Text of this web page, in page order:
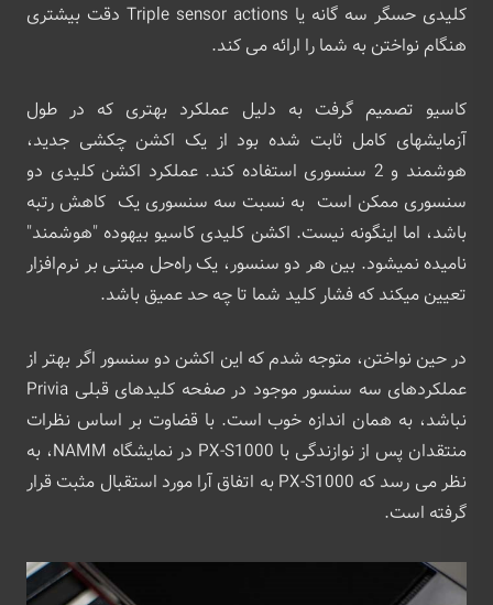
کلیدی حسگر سه گانه یا Triple sensor actions دقت بیشتری
هنگام نواختن به شما را ارائه می کند.
کاسیو تصمیم گرفت به دلیل عملکرد بهتری که در طول
آزمایشهای کامل ثابت شده بود از یک اکشن چکشی جدید،
هوشمند و 2 سنسوری استفاده کند. عملکرد اکشن کلیدی دو
سنسوری ممکن است به نسبت سه سنسوری یک کاهش رتبه
باشد، اما اینگونه نیست. اکشن کلیدی کاسیو بیهوده "هوشمند"
نامیده نمیشود. بین هر دو سنسور، یک راه‌حل مبتنی بر نرم‌افزار
تعیین میکند که فشار کلید شما تا چه حد عمیق باشد.
در حین نواختن، متوجه شدم که این اکشن دو سنسور اگر بهتر از
عملکردهای سه سنسور موجود در صفحه کلیدهای قبلی Privia
نباشد، به همان اندازه خوب است. با قضاوت بر اساس نظرات
منتقدان پس از نوازندگی با PX-S1000 در نمایشگاه NAMM، به
نظر می رسد که PX-S1000 به اتفاق آرا مورد استقبال مثبت قرار
گرفته است.